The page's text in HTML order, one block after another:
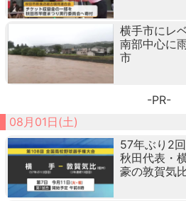
横手市にレ
南部中心に
市
-PR-
08月01日(土)
57年ぶり2
秋田代表・
豪の敦賀気